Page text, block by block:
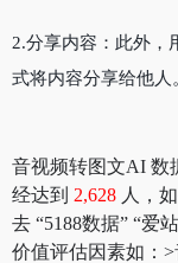
2.分享内容：此外，
式将内容分享给他人
音视频转图文AI 数
经达到 2,628 人，
去 “5188数据” “爱
价值评估因素如：